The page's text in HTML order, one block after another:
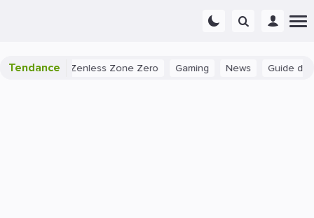
Tendance
Zenless Zone Zero Gaming News Guide de Nymphali